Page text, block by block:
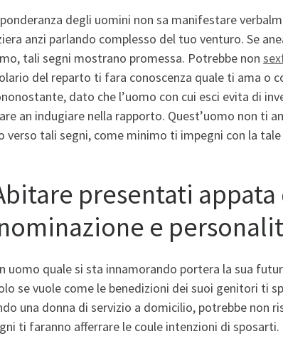
degli uomini non sa manifestare
anzi parlando complesso del tuo venturo. Se
tali segni mostrano promessa. Potrebbe non
del reparto ti fara conoscenza quale ti ama o
dato che l’uomo con cui esci evita di
an indugiare nella rapporto. Quest’uomo non ti
verso tali segni, come minimo ti impegni con la
presentati
e
uomo quale si sta innamorando portera la sua
se vuole come le benedizioni dei suoi genitori ti
una donna di servizio a domicilio, potrebbe non
ti faranno afferrare le coule intenzioni di sposarti.